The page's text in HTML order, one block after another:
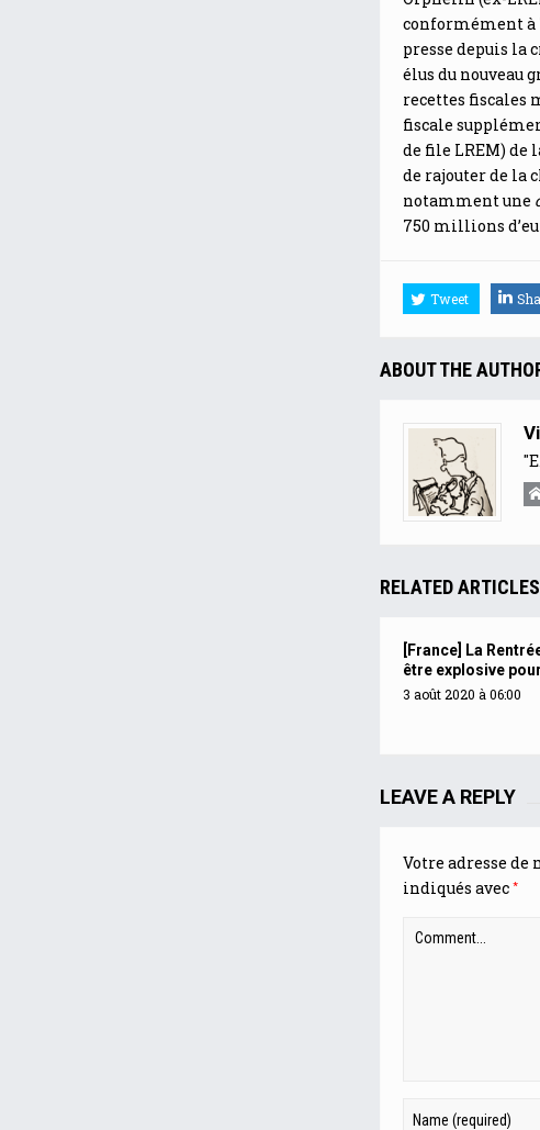
conformément à
presse depuis la
élus du nouveau
recettes fiscales
fiscale
de file LREM) de
de rajouter de la
notamment une
750 millions
Tweet
ABOUT THE
RELATED ARTICLES
[France] La
être explosive
3 août 2020 à 06:00
LEAVE A REPLY
Votre adresse de
indiqués avec*